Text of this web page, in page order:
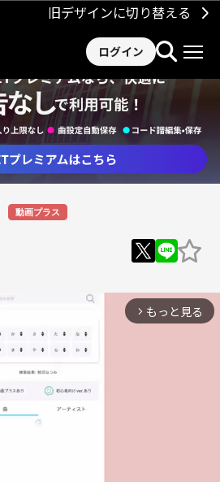
旧デザインに切り替える
ログイン
動画プラス
arrow_forward_ios もっと見る